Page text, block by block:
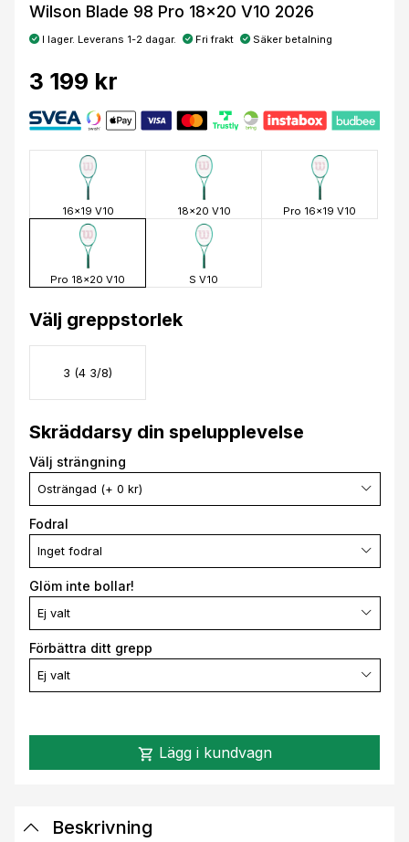
Wilson Blade 98 Pro 18x20 V10 2026
I lager. Leverans 1-2 dagar. Fri frakt Säker betalning
3 199 kr
16x19 V10 18x20 V10 Pro 16x19 V10
Pro 18x20 V10 S V10
Välj greppstorlek
3 (4 3/8)
Skräddarsy din spelupplevelse
Välj strängning
Osträngad (+ 0 kr)
Fodral
Inget fodral
Glöm inte bollar!
Ej valt
Förbättra ditt grepp
Ej valt
shopping_cart Lägg i kundvagn
Beskrivning